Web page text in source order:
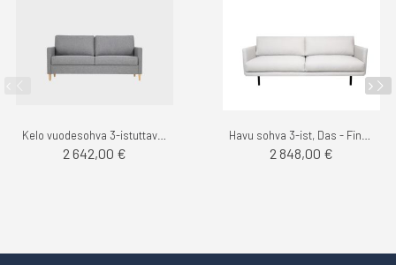
2 642,00 € 2 848,00 €